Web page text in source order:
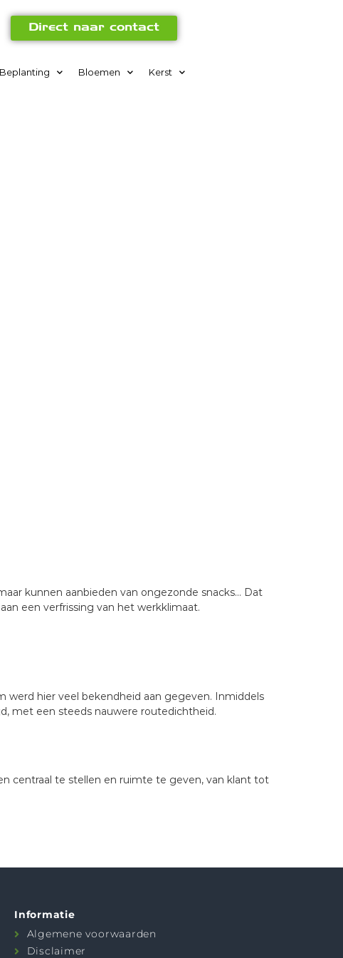
Direct naar contact
Beplanting Bloemen Kerst
kunnen aanbieden van ongezonde snacks… Dat
een verfrissing van het werkklimaat.
werd hier veel bekendheid aan gegeven. Inmiddels
met een steeds nauwere routedichtheid.
centraal te stellen en ruimte te geven, van klant tot
Informatie
Algemene voorwaarden
Disclaimer